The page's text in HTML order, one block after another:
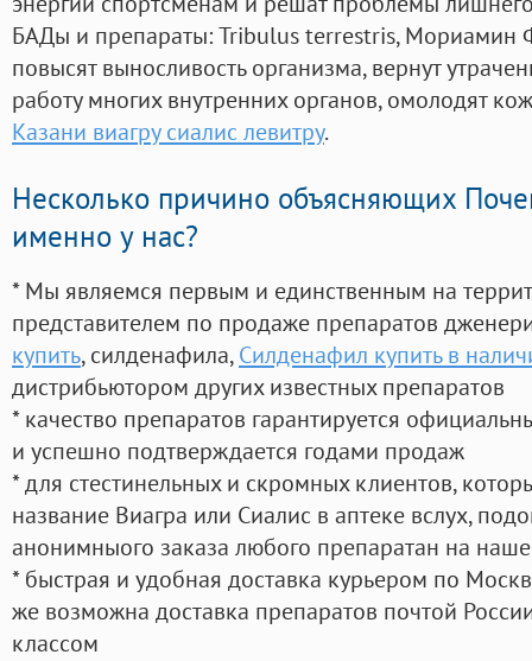
БАДы и препараты:Tribulus terrestris, Мориамин
повысят выносливость организма, вернут
работу многих внутренних органов, омолодят
Казани виагру сиалис левитру.
Несколько причино объясняющих
именно у нас?
* Мы являемся первым и единственным на
представителем по продаже препаратов
купить, силденафила, Силденафил купить в
дистрибьютором других известных препаратов
* качество препаратов гарантируется
и успешно подтверждается годами продаж
* для стестинельных и скромных клиентов,
название Виагра или Сиалис в аптеке вслух,
анонимныого заказа любого препаратан на
* быстрая и удобная доставка курьером по
же возможна доставка препаратов почтой
классом